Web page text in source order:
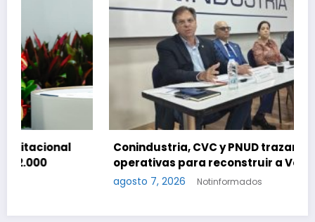
Conindustria, CVC y PNUD trazan fases
operativas para reconstruir a Venezuela
Notinformados